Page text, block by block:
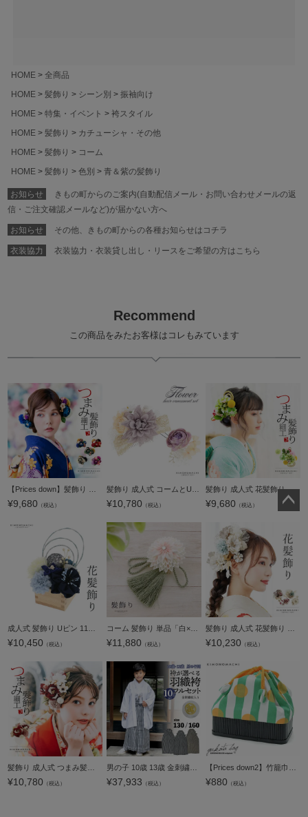
HOME
全商品
HOME
髪飾り シーン別
振袖向け
HOME
特集・イベント
袴スタイル
HOME
髪飾り
カチューシャ・その他
HOME
髪飾り
コーム
HOME
髪飾り 色別 青＆紫の髪飾り
お知らせ
きもの町からのご案内(自動配信メール・お問い合わせメールの返
信・ご注文確認メールなど)が届かない方へ
お知らせ その他、きもの町からの各種お知らせはコチラ
衣装協力 衣装協力・衣装貸し出し・リースをご希望の方はこちら
Recommend
この商品をみたお客様はコレもみています
¥9,680 （税込） ¥10,780 （税込）
髪飾り 成人式 花髪飾り コーム Uピン 2点セット 「お花と玉飾り、組紐 グリーン No.54709」 振袖用髪飾り お花髪飾り つまみ細工 成人式 卒業式 結婚式 着物 日本製 【メール便不可】
¥9,680 （税込）
¥10,450 （税込） ¥11,880 （税込） ¥10,230 （税込）
¥10,780 （税込） ¥37,933 （税込） ¥880 （税込）
ジト
ップ
へ